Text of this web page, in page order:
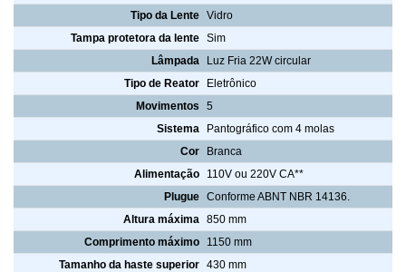
Tipo da Lente Vidro
Tampa protetora da lente Sim
Lâmpada
Luz Fria 22W circular
Tipo de Reator
Eletrônico
Movimentos
5
Sistema
Pantográfico com 4 molas
Cor
Branca
Alimentação
110V ou 220V CA**
Plugue Conforme ABNT NBR 14136.
Altura máxima
850 mm
Comprimento máximo
1150 mm
Tamanho da haste superior 430 mm